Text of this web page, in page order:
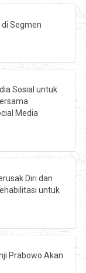
di Segmen
Sosial untuk
Media
Diri dan
untuk
Prabowo Akan